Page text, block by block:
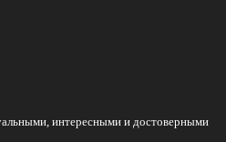
интересными и достоверными